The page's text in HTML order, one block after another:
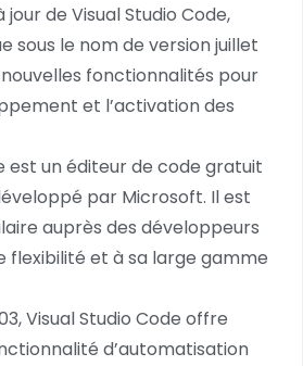
jour de Visual Studio Code,
sous le nom de version juillet
fonctionnalités pour
et l’activation des
est un éditeur de code gratuit
par Microsoft. Il est
auprès des développeurs
flexibilité et à sa large gamme
Visual Studio Code offre
d’automatisation